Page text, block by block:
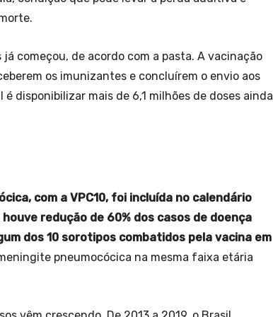
começou, de acordo com a pasta. A vacinação
os imunizantes e concluírem o envio aos
disponibilizar mais de 6,1 milhões de doses ainda
com a VPC10, foi incluída no calendário
redução de 60% dos casos de doença
dos 10 sorotipos combatidos pela vacina em
pneumocócica na mesma faixa etária